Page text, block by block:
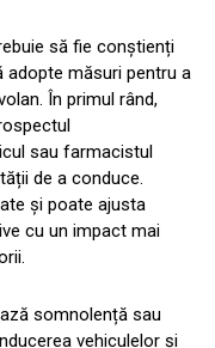
să fie conștienți
adopte măsuri pentru a
În primul rând,
sau farmacistul
de a conduce.
și poate ajusta
cu un impact mai
somnolență sau
vehiculelor și